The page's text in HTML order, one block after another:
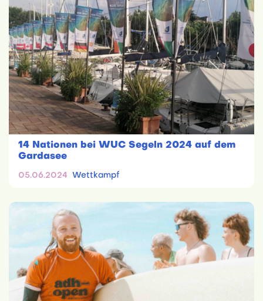
14 Nationen bei WUC Segeln 2024 auf dem
Gardasee
05.06.2024 Wettkampf